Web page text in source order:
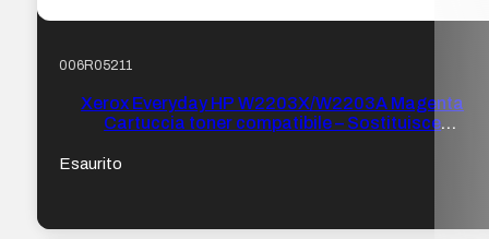
006R05211
Xerox Everyday HP W2203X/W2203A Magenta
Cartuccia toner compatibile – Sostituisce
Esaurito